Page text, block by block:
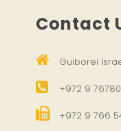
Contact
Guiborei
+972 9
+972 9 766